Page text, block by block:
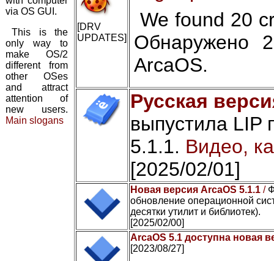
via OS GUI.
This is the
only way to
make OS/2
different from
other OSes
and attract
attention of
new users.
Main slogans
[DRV
UPDATES]
We found 20
Обнаружено
ArcaOS.
Русская
выпустила LIP
5.1.1. Видео,
[2025/02/01]
Новая версия ArcaOS 5.1.1 /
обновление операционной
десятки утилит и библиотек).
[2025/02/00]
ArcaOS 5.1 доступна новая
[2023/08/27]